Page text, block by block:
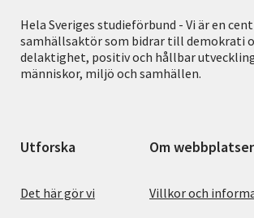
Hela Sveriges studieförbund - Vi är en
samhällsaktör som bidrar till demokrati
delaktighet, positiv och hållbar
människor, miljö och samhällen.
Utforska
Det här gör vi
Om
Villkor och